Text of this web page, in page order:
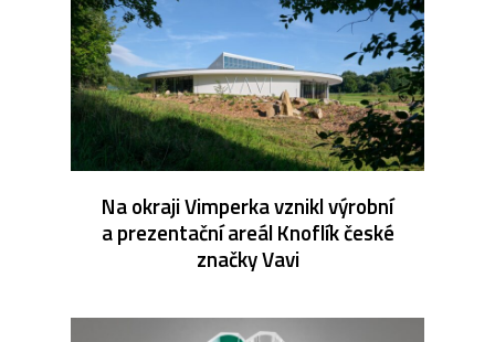
Na okraji Vimperka vznikl výrobní
a prezentační areál Knoflík české
značky Vavi